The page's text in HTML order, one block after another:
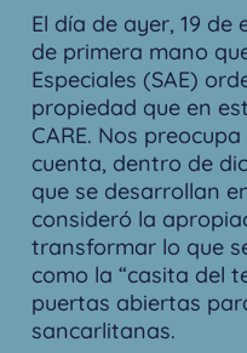
El día de ayer, 19 de
de primera mano
Especiales (SAE)
propiedad que en
CARE. Nos
cuenta, dentro de
que se desarrollan
consideró la
transformar lo que
como la “casita del
puertas abiertas
sancarlitanas.